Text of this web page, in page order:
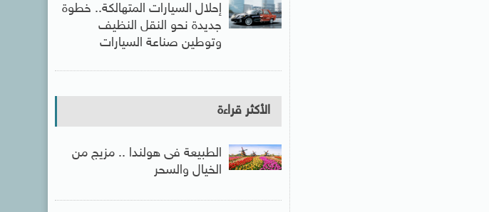
إحلال السيارات المتهالكة.. خطوة
جديدة نحو النقل النظيف
وتوطين صناعة السيارات
الأكثر قراءة
الطبيعة فى هولندا .. مزيج من
الخيال والسحر